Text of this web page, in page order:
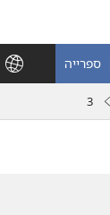
ספרייה
3